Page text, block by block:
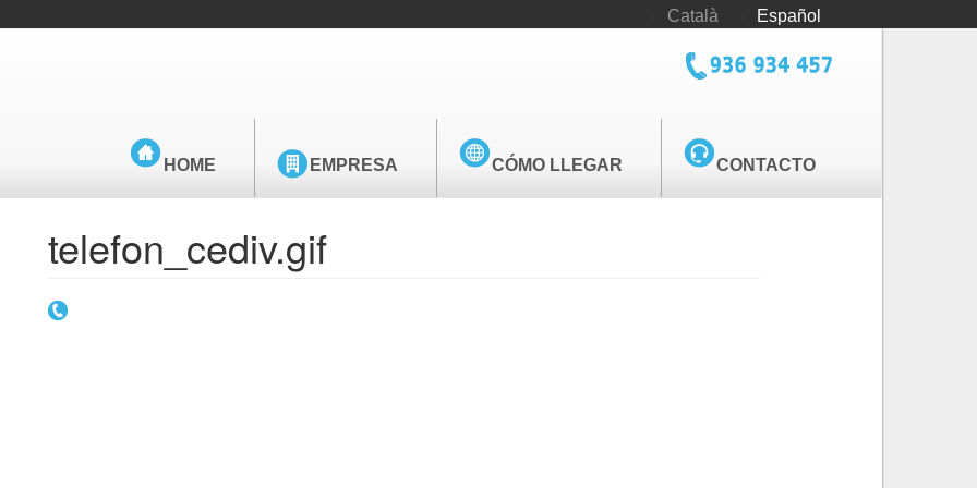
Català Español
tel_cediv.png
HOME EMPRESA CÓMO LLEGAR CONTACTO
telefon_cediv.gif